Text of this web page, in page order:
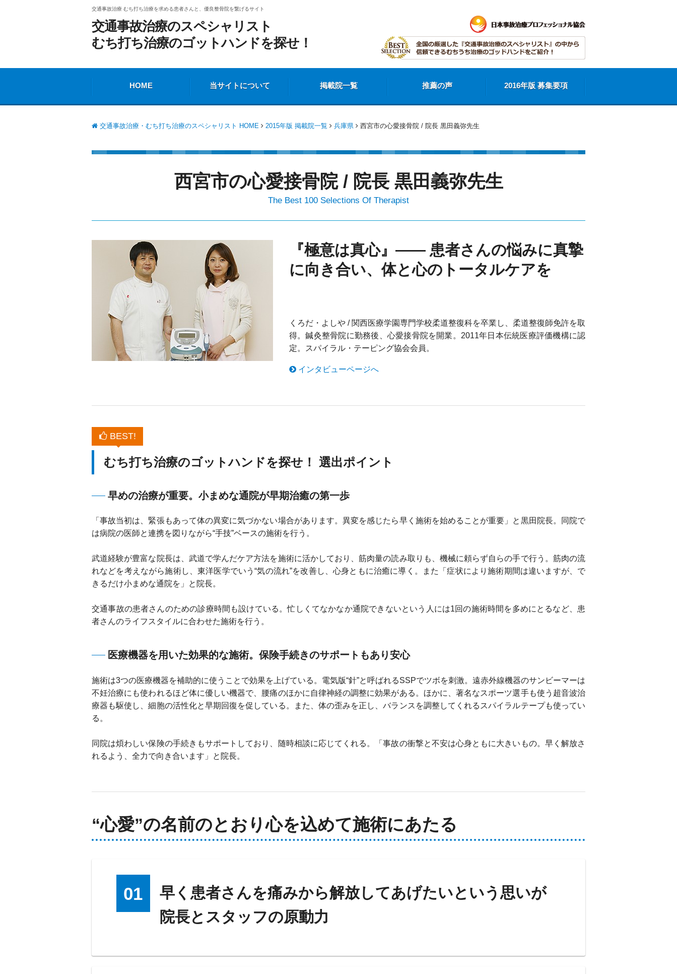
交通事故治療 むち打ち治療を求める患者さんと、優良整骨院を繋げるサイト
交通事故治療のスペシャリスト
むち打ち治療のゴットハンドを探せ！
HOME 当サイトについて 掲載院一覧 推薦の声 2016年版 募集要項
交通事故治療・むち打ち治療のスペシャリスト HOME 2015年版 掲載院一覧 兵庫県 西宮市の心愛接骨院 / 院長 黒田義弥先生
西宮市の心愛接骨院 / 院長 黒田義弥先生
The Best 100 Selections Of Therapist
『極意は真心』—— 患者さんの悩みに真摯
に向き合い、体と心のトータルケアを
くろだ・よしや / 関西医療学園専門学校柔道整復科を卒業し、柔道整復師免許を取
得。鍼灸整骨院に勤務後、心愛接骨院を開業。2011年日本伝統医療評価機構に認
定。スパイラル・テーピング協会会員。
インタビューページへ
BEST!
むち打ち治療のゴットハンドを探せ！ 選出ポイント
早めの治療が重要。小まめな通院が早期治癒の第一歩
「事故当初は、緊張もあって体の異変に気づかない場合があります。異変を感じたら早く施術を始めることが重要」と黒田院長。同院で
は病院の医師と連携を図りながら“手技”ベースの施術を行う。
武道経験が豊富な院長は、武道で学んだケア方法を施術に活かしており、筋肉量の読み取りも、機械に頼らず自らの手で行う。筋肉の流
れなどを考えながら施術し、東洋医学でいう“気の流れ”を改善し、心身ともに治癒に導く。また「症状により施術期間は違いますが、で
きるだけ小まめな通院を」と院長。
交通事故の患者さんのための診療時間も設けている。忙しくてなかなか通院できないという人には1回の施術時間を多めにとるなど、患
者さんのライフスタイルに合わせた施術を行う。
医療機器を用いた効果的な施術。保険手続きのサポートもあり安心
施術は3つの医療機器を補助的に使うことで効果を上げている。電気版“針”と呼ばれるSSPでツボを刺激。遠赤外線機器のサンビーマーは
不妊治療にも使われるほど体に優しい機器で、腰痛のほかに自律神経の調整に効果がある。ほかに、著名なスポーツ選手も使う超音波治
療器も駆使し、細胞の活性化と早期回復を促している。また、体の歪みを正し、バランスを調整してくれるスパイラルテープも使ってい
る。
同院は煩わしい保険の手続きもサポートしており、随時相談に応じてくれる。「事故の衝撃と不安は心身ともに大きいもの。早く解放さ
れるよう、全力で向き合います」と院長。
“心愛”の名前のとおり心を込めて施術にあたる
01
早く患者さんを痛みから解放してあげたいという思いが
院長とスタッフの原動力